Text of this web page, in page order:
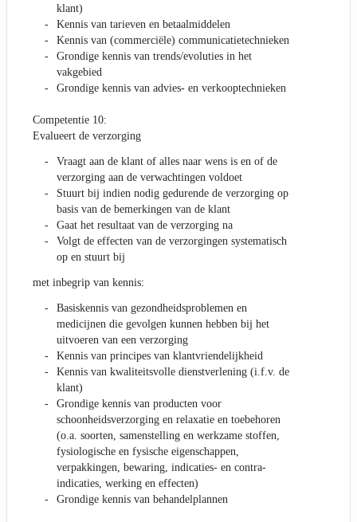
klant)
Kennis van tarieven en betaalmiddelen
Kennis van (commerciële) communicatietechnieken
Grondige kennis van trends/evoluties in het
vakgebied
Grondige kennis van advies- en verkooptechnieken
Competentie 10:
Evalueert de verzorging
Vraagt aan de klant of alles naar wens is en of de
verzorging aan de verwachtingen voldoet
Stuurt bij indien nodig gedurende de verzorging op
basis van de bemerkingen van de klant
Gaat het resultaat van de verzorging na
Volgt de effecten van de verzorgingen systematisch
op en stuurt bij
met inbegrip van kennis:
Basiskennis van gezondheidsproblemen en
medicijnen die gevolgen kunnen hebben bij het
uitvoeren van een verzorging
Kennis van principes van klantvriendelijkheid
Kennis van kwaliteitsvolle dienstverlening (i.f.v. de
klant)
Grondige kennis van producten voor
schoonheidsverzorging en relaxatie en toebehoren
(o.a. soorten, samenstelling en werkzame stoffen,
fysiologische en fysische eigenschappen,
verpakkingen, bewaring, indicaties- en contra-
indicaties, werking en effecten)
Grondige kennis van behandelplannen